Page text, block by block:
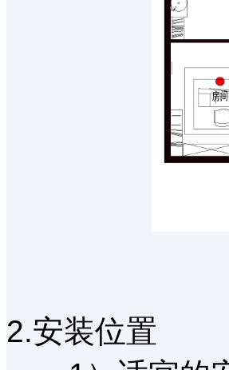
2.安装位置